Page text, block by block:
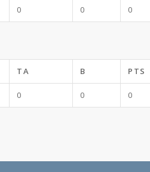
0 0 0
TA B PTS
0 0 0